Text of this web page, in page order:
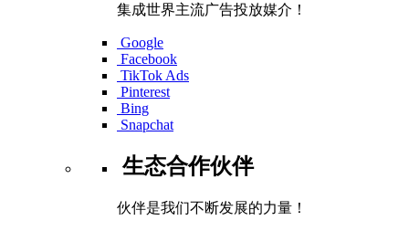
集成世界主流广告投放媒介！
Google
Facebook
TikTok Ads
Pinterest
Bing
Snapchat
生态合作伙伴
伙伴是我们不断发展的力量！